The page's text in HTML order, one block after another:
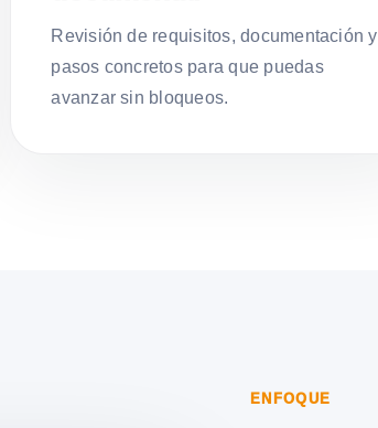
Revisión de requisitos, documentación y
pasos concretos para que puedas
avanzar sin bloqueos.
ENFOQUE